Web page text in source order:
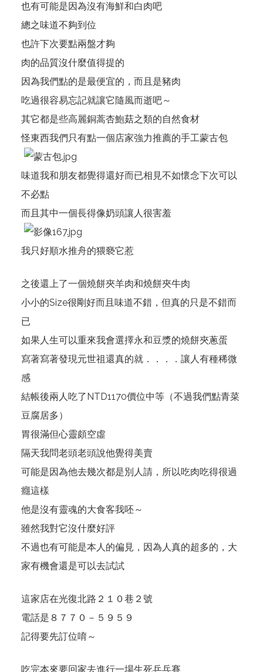
也有可能是因為沒有海鮮和白肉吧
總之味道不夠到位
也許下次要點兩盤才夠
肉的品質沒什麼值得提的
因為我們點的是最便宜的，而且是豬肉
吃過很容易忘記就讓它隨風而逝吧～
其它都是些高麗銅蒿杏鮑菇之類的自然食材
怪東西我們只有點一個店家強力推薦的手工蒙古包
味道我和朋友都覺得還好而已相見不如懷念下次可以
不必點
而且其中一個長得像奶頭讓人很害羞
我只好順水推舟的猥褻它惹
之後還上了一個燒餅夾羊肉和燒餅夾牛肉
小小的Size很剛好而且味道不錯，但真的只是不錯而
已
如果人生可以重來我會選擇永和豆漿的燒餅夾蔥蛋
寫著寫著發現元世祖還真的就．．．．讓人有種稀微
感
結帳後兩人吃了NTD1170價位中等（不過我們點青菜
豆腐居多）
胃很滿但心靈頗空虛
隔天我問老頭老頭說他覺得美賣
可能是因為他去幾次都是別人請，所以吃肉吃得很過
癮這樣
他是沒有靈魂的大食客我呸～
雖然我對它沒什麼好評
不過也有可能是本人的偏見，因為人真的超多的，大
家有機會還是可以去試試
這家店在光復北路２１０巷２號
電話是８７７０－５９５９
記得要先訂位唷～
吃完本來要回家去進行一場生死乒乓賽